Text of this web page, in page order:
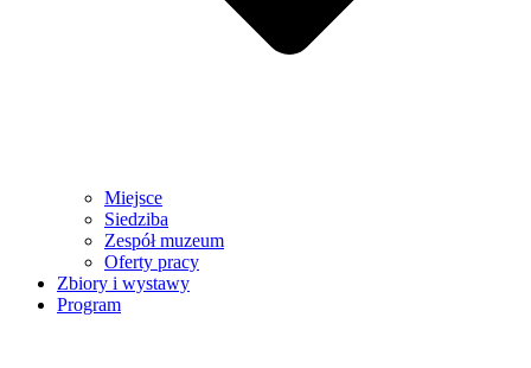
Miejsce
Siedziba
Zespół muzeum
Oferty pracy
Zbiory i wystawy
Program